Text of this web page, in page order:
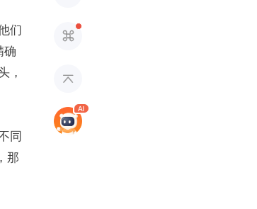
们
确
，
同
那

